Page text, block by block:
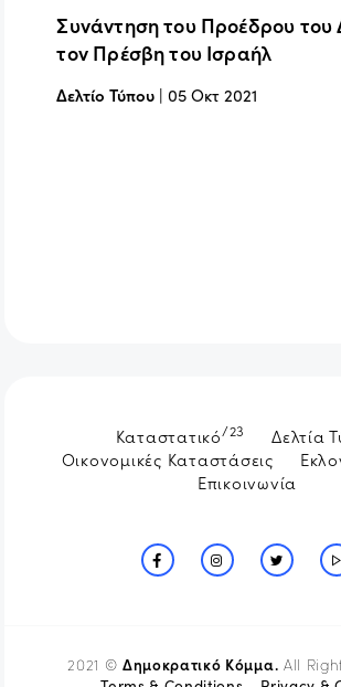
Συνάντηση του Προέδρου
τον Πρέσβη του Ισραήλ
Δελτίο Τύπου |05 Οκτ 2021
Καταστατικό/23
Δελτία
Οικονομικές Καταστάσεις
Επικοινωνία
2021 ©Δημοκρατικό Κόμμα. All